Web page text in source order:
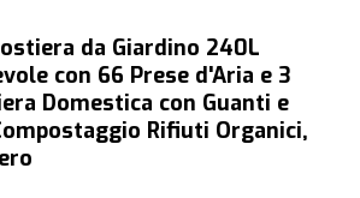
da Giardino 240L
con 66 Prese d'Aria e 3
Domestica con Guanti e
Rifiuti Organici,